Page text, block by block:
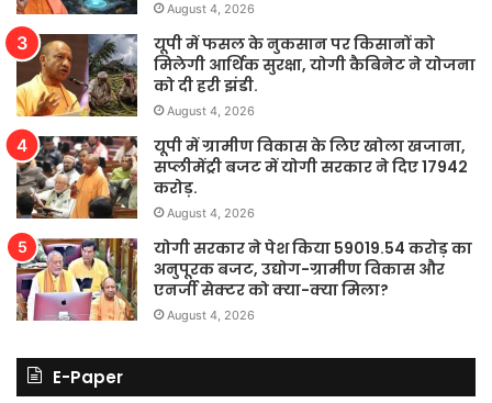
August 4, 2026
यूपी में फसल के नुकसान पर किसानों को
मिलेगी आर्थिक सुरक्षा, योगी कैबिनेट ने योजना
को दी हरी झंडी.
August 4, 2026
यूपी में ग्रामीण विकास के लिए खोला खजाना,
सप्लीमेंट्री बजट में योगी सरकार ने दिए 17942
करोड़.
August 4, 2026
योगी सरकार ने पेश किया 59019.54 करोड़ का
अनुपूरक बजट, उद्योग-ग्रामीण विकास और
एनर्जी सेक्टर को क्या-क्या मिला?
August 4, 2026
E-Paper